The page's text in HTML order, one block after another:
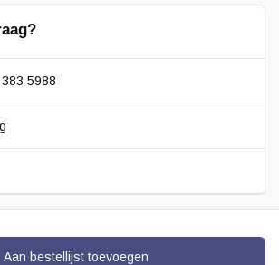
5988
Aan bestellijst toevoegen